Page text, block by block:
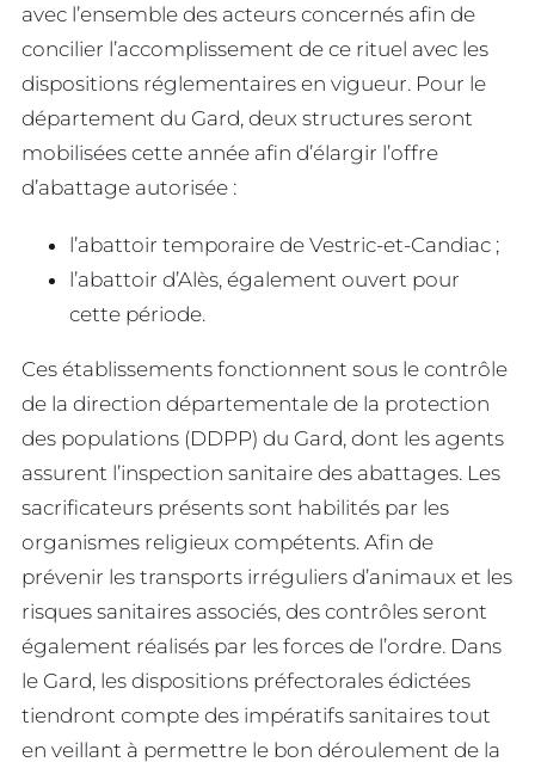
avec l’ensemble des acteurs concernés afin de
concilier l’accomplissement de ce rituel avec les
dispositions réglementaires en vigueur. Pour le
département du Gard, deux structures seront
mobilisées cette année afin d’élargir l’offre
d’abattage autorisée :
l’abattoir temporaire de Vestric-et-Candiac ;
l’abattoir d’Alès, également ouvert pour
cette période.
Ces établissements fonctionnent sous le contrôle
de la direction départementale de la protection
des populations (DDPP) du Gard, dont les agents
assurent l’inspection sanitaire des abattages. Les
sacrificateurs présents sont habilités par les
organismes religieux compétents. Afin de
prévenir les transports irréguliers d’animaux et les
risques sanitaires associés, des contrôles seront
également réalisés par les forces de l’ordre. Dans
le Gard, les dispositions préfectorales édictées
tiendront compte des impératifs sanitaires tout
en veillant à permettre le bon déroulement de la